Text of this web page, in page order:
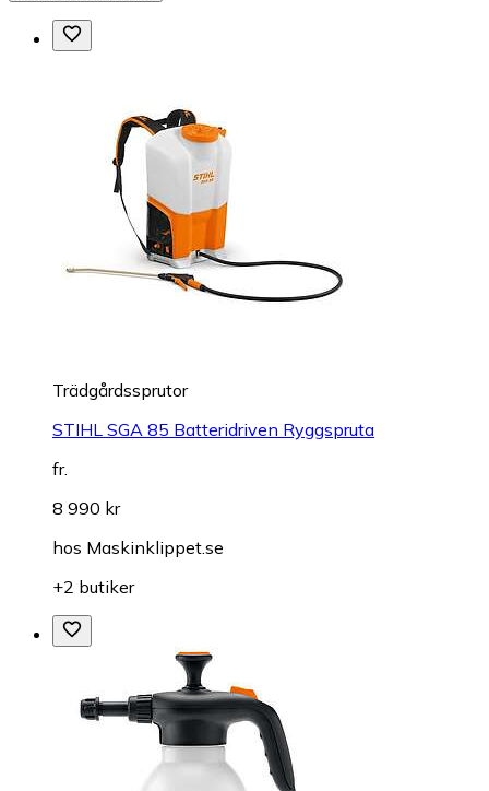
Trädgårdssprutor
STIHL SGA 85 Batteridriven Ryggspruta
fr.
8 990 kr
hos Maskinklippet.se
+2 butiker